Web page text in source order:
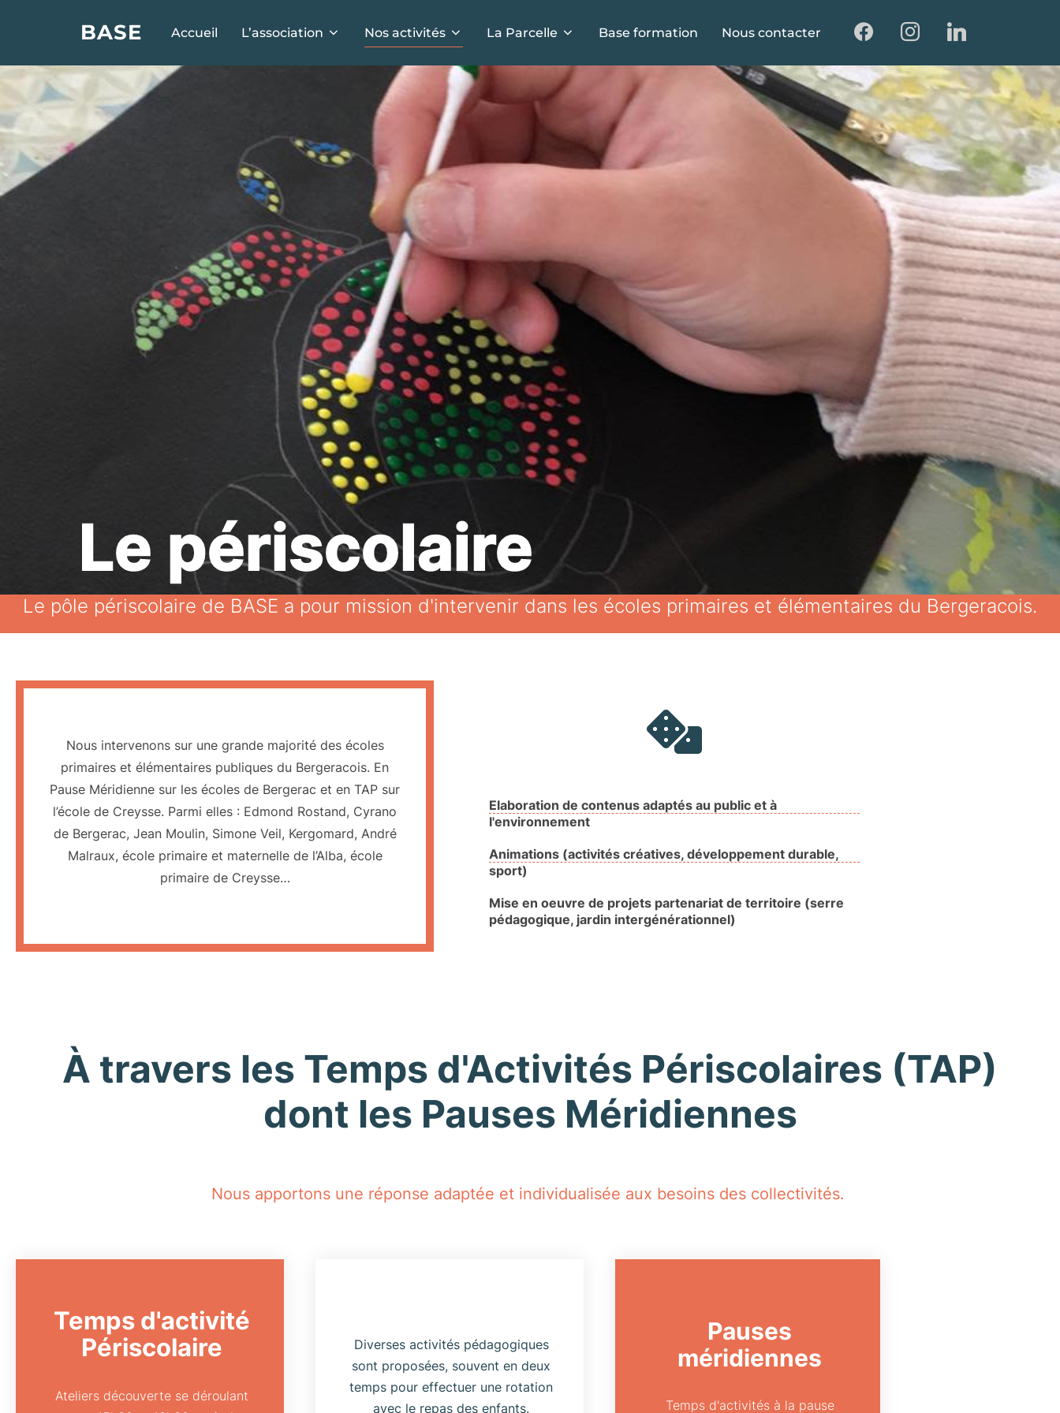
BASE Accueil L’association Nos activités La Parcelle Base formation Nous contacter
Le périscolaire
Le pôle périscolaire de BASE a pour mission d'intervenir dans les écoles primaires et élémentaires du Bergeracois.
Nous intervenons sur une grande majorité des écoles
primaires et élémentaires publiques du Bergeracois. En
Pause Méridienne sur les écoles de Bergerac et en TAP sur
l’école de Creysse. Parmi elles : Edmond Rostand, Cyrano
de Bergerac, Jean Moulin, Simone Veil, Kergomard, André
Malraux, école primaire et maternelle de l’Alba, école
primaire de Creysse…
Elaboration de contenus adaptés au public et à
l'environnement
Animations (activités créatives, développement durable,
sport)
Mise en oeuvre de projets partenariat de territoire (serre
pédagogique, jardin intergénérationnel)
À travers les Temps d'Activités Périscolaires (TAP)
dont les Pauses Méridiennes
Nous apportons une réponse adaptée et individualisée aux besoins des collectivités.
Temps d'activité
Périscolaire
Ateliers découverte se déroulant
Diverses activités pédagogiques
sont proposées, souvent en deux
temps pour effectuer une rotation
avec le repas des enfants.
Pauses
méridiennes
Temps d'activités à la pause